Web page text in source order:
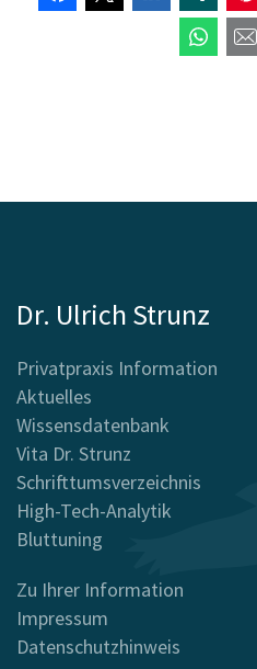
Dr. Ulrich Strunz
Privatpraxis Information
Aktuelles
Wissensdatenbank
Vita Dr. Strunz
Schrifttumsverzeichnis
High-Tech-Analytik
Bluttuning
Zu Ihrer Information
Impressum
Datenschutzhinweis